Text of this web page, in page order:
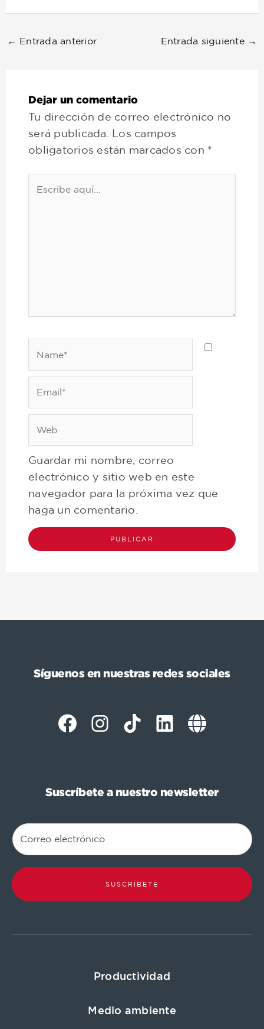
← Entrada anterior Entrada siguiente →
Dejar un comentario
Tu dirección de correo electrónico no
será publicada. Los campos
obligatorios están marcados con *
Guardar mi nombre, correo
electrónico y sitio web en este
navegador para la próxima vez que
haga un comentario.
Síguenos en nuestras redes sociales
Suscríbete a nuestro newsletter
SUSCRÍBETE
Productividad
Medio ambiente